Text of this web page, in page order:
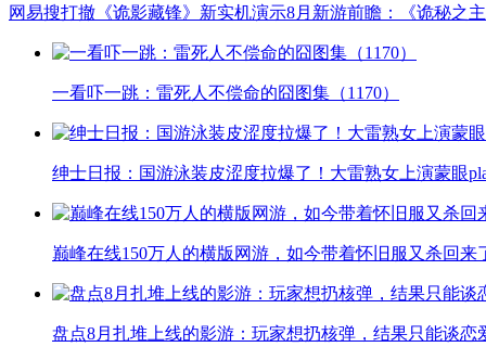
网易搜打撤《诡影藏锋》新实机演示8月新游前瞻：《诡秘之
一看吓一跳：雷死人不偿命的囧图集（1170）
绅士日报：国游泳装皮涩度拉爆了！大雷熟女上演蒙眼
巅峰在线150万人的横版网游，如今带着怀旧服又杀回来
盘点8月扎堆上线的影游：玩家想扔核弹，结果只能谈恋